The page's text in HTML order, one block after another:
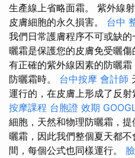
生產線上省略面霜。 紫外線
皮膚細胞的永久損害。 台中
我們日常護膚程序不可或缺的
曬霜是保護您的皮膚免受曬傷
有正確的紫外線因素的防曬
防曬霜時。 台中按摩 會計師
運行的，在皮膚上形成了反射
按摩課程 台胞證 效期
細胞，天然和物理防曬霜，提
曬霜，因此我們整個夏天都
間，每個公式也同樣運行。